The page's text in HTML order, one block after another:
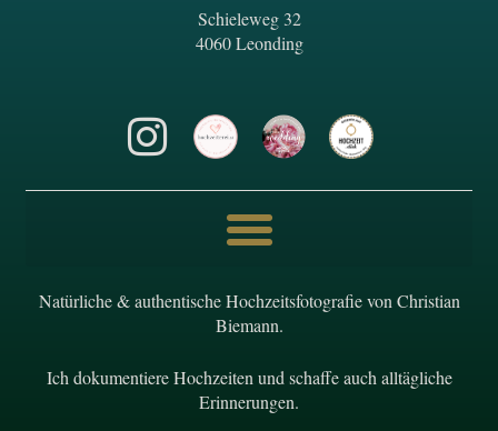
Schieleweg 32
4060 Leonding
Natürliche & authentische Hochzeitsfotografie von Christian
Biemann.
Ich dokumentiere Hochzeiten und schaffe auch alltägliche
Erinnerungen.